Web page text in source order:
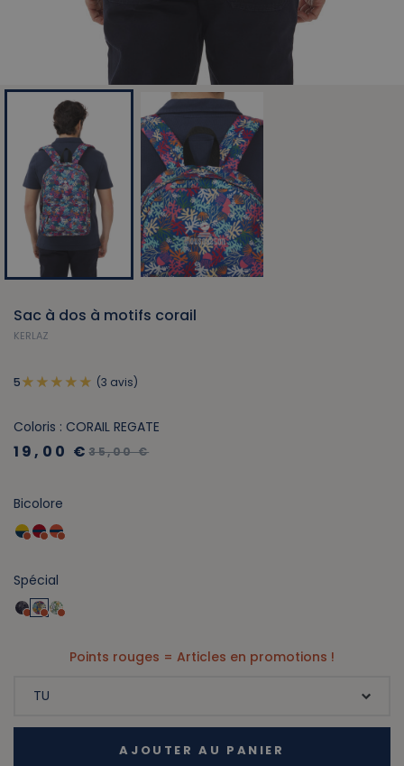
Sac à dos à motifs corail
KERLAZ
5 (3 avis)
Coloris : CORAIL REGATE
19,00 €35,00 €
Bicolore
Spécial
Points rouges = Articles en promotions !
AJOUTER AU PANIER